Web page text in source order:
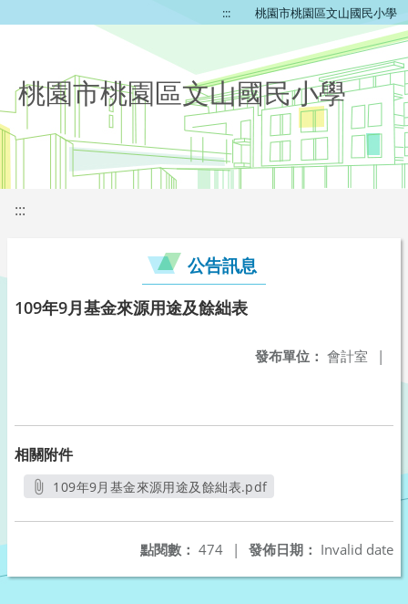
::: 桃園市桃園區文山國民小學
桃園市桃園區文山國民小學
:::
公告訊息
109年9月基金來源用途及餘絀表
發布單位： 會計室 |
相關附件
109年9月基金來源用途及餘絀表.pdf
發佈日期： Invalid date
點閱數： 474 |